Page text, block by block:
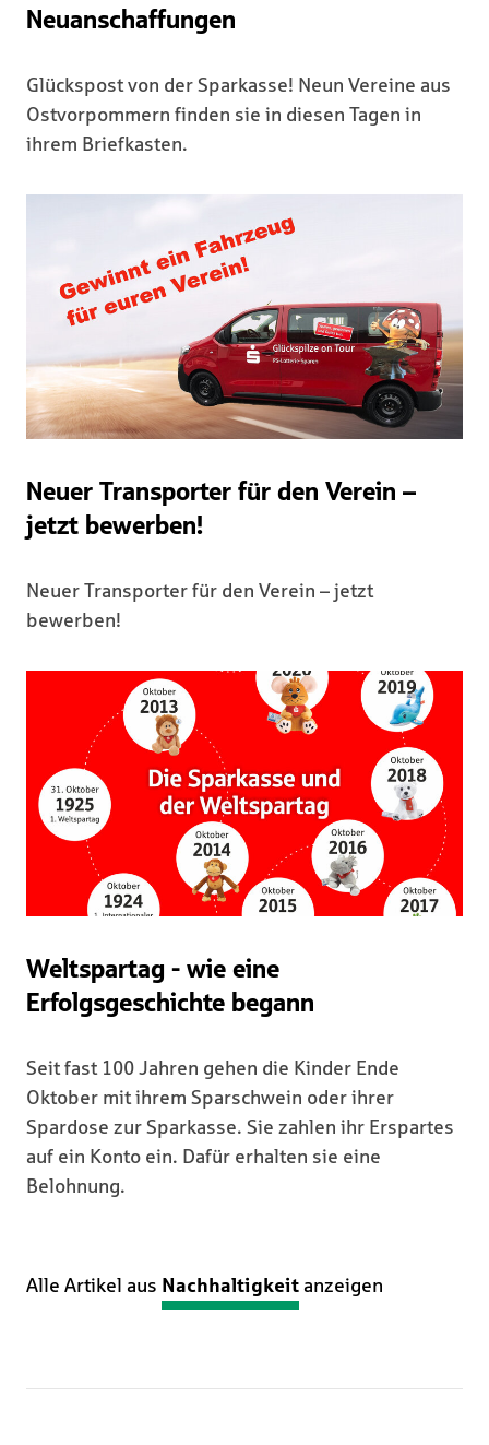
Neuanschaffungen
Glückspost von der Sparkasse! Neun Vereine aus
Ostvorpommern finden sie in diesen Tagen in
ihrem Briefkasten.
Neuer Transporter für den Verein –
jetzt bewerben!
Neuer Transporter für den Verein – jetzt
bewerben!
Weltspartag - wie eine
Erfolgsgeschichte begann
Seit fast 100 Jahren gehen die Kinder Ende
Oktober mit ihrem Sparschwein oder ihrer
Spardose zur Sparkasse. Sie zahlen ihr Erspartes
auf ein Konto ein. Dafür erhalten sie eine
Belohnung.
Alle Artikel aus Nachhaltigkeit anzeigen